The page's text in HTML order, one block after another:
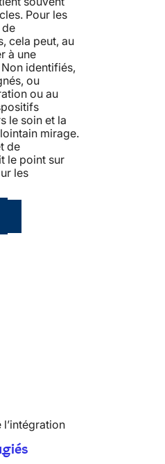
Pour les
cela peut, au
à une
identifiés,
ou
ou au
le soin et la
mirage.
de
le point sur
les
l’intégration